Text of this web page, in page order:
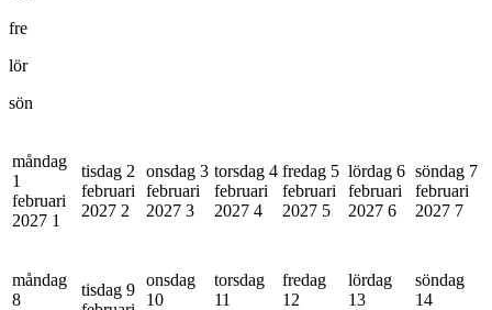
fre
lör
sön
måndag
1
februari
2027 1
tisdag 2
februari
2027 2
onsdag 3
februari
2027 3
torsdag 4
februari
2027 4
fredag 5
februari
2027 5
lördag 6
februari
2027 6
söndag 7
februari
2027 7
måndag
8
tisdag 9
onsdag
10
torsdag
11
fredag
12
lördag
13
söndag
14